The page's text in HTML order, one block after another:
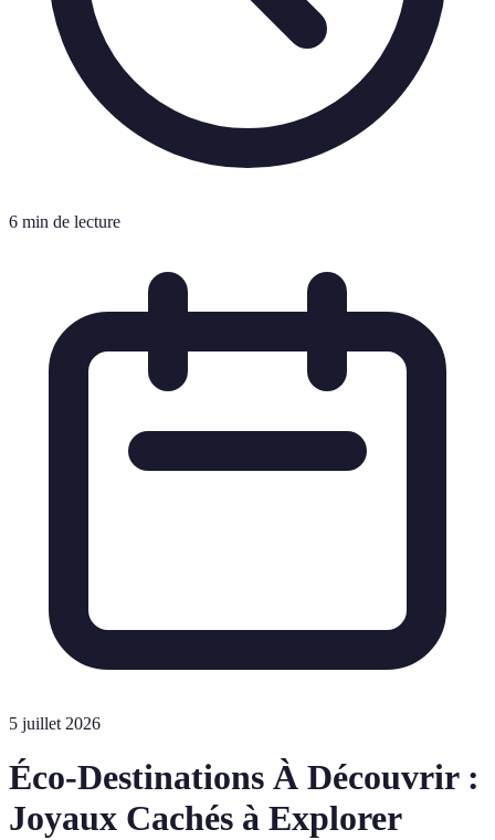
6 min de lecture
5 juillet 2026
Éco-Destinations À Découvrir :
Joyaux Cachés à Explorer